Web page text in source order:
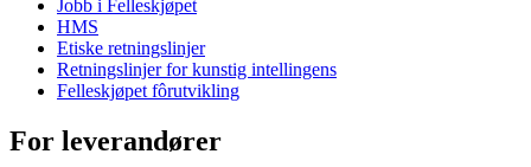
Jobb i Felleskjøpet
HMS
Etiske retningslinjer
Retningslinjer for kunstig intellingens
Felleskjøpet fôrutvikling
For leverandører